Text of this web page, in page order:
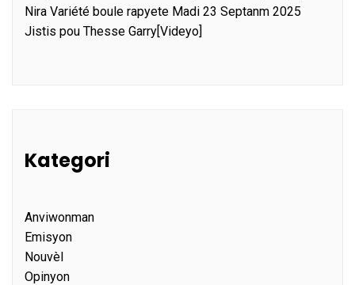
Nira Variété boule rapyete Madi 23 Septanm 2025
Jistis pou Thesse Garry[Videyo]
Kategori
Anviwonman
Emisyon
Nouvèl
Opinyon